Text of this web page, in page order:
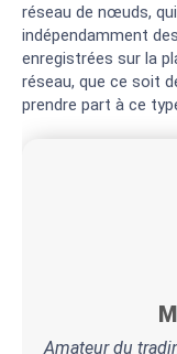
réseau de nœuds,
indépendamment
enregistrées sur la
réseau, que ce soit
prendre part à ce
Amateur du